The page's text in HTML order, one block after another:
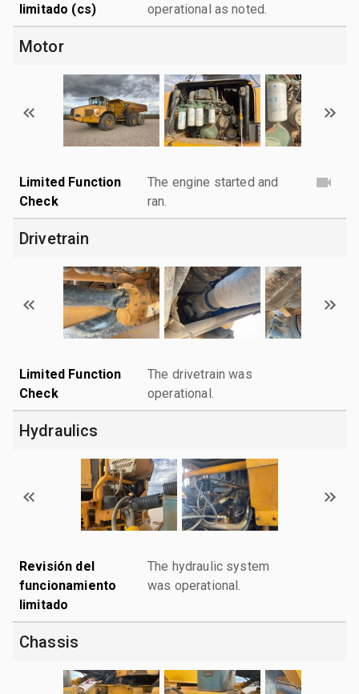
limitado (cs)
operational as noted.
Motor
Limited Function
Check
The engine started and
ran.
Drivetrain
Limited Function
Check
The drivetrain was
operational.
Hydraulics
Revisión del
funcionamiento
limitado
The hydraulic system
was operational.
Chassis